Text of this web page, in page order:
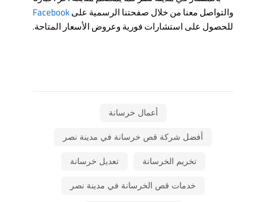
والتواصل معنا من خلال صفحتنا الرسمية علىFacebook
للحصول على استشارات فورية وعروض الأسعار المتاحة.
أعمال خرسانة
أفضل شركة قص خرسانة في مدينة نصر
تخريم الخرسانة تعديل خرسانة
خدمات قص الخرسانة في مدينة نصر